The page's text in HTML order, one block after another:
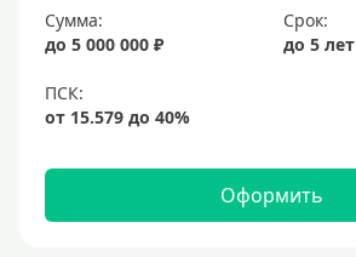
Сумма:
до 5 000 000 ₽
Срок:
до 5 лет
Оформить